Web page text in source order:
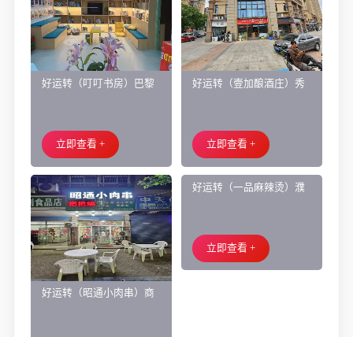
好运转（叮叮书房）巴黎
培训班带生源转让
立即查看 +
好运转（壹加酿酒庄）秀
庄、空店铺转让
立即查看 +
好运转（昭通小肉串）商